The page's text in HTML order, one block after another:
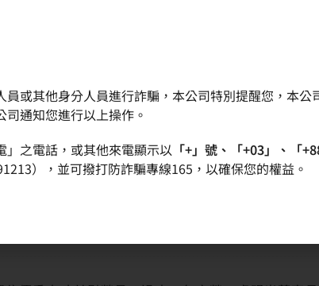
產品 品質政策
或其他身分人員進行詐騙，本公司特別提醒您，本
通知您進行以上操作。
之電話，或其他來電顯示以 「+」號、「+03」、「
），並可撥打防詐騙專線165，以確保您的權益。